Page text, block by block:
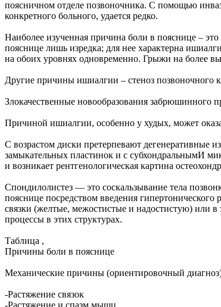
поясничном отделе позвоночника. С помощью
конкретного больного, удается редко.
Наиболее изученная причина боли в пояснице –
пояснице лишь изредка; для нее характерна
на обоих уровнях одновременно. Грыжи на более
Другие причины ишиалгии – стеноз позвоночного
Злокачественные новообразования забрюшинного
Причиной ишиалгии, особенно у худых, может
С возрастом диски претерпевают дегенеративные
замыкательных пластинок и с субхондральнымИ
и возникает рентгенологическая картина
Спондилолистез — это соскальзывание тела
пояснице посредством введения
связки (желтые, межостистые и надостистую) или
процессы в этих структурах.
Таблица ,
Причины боли в пояснице
Механические причины (ориентировочный
-Растяжение связок